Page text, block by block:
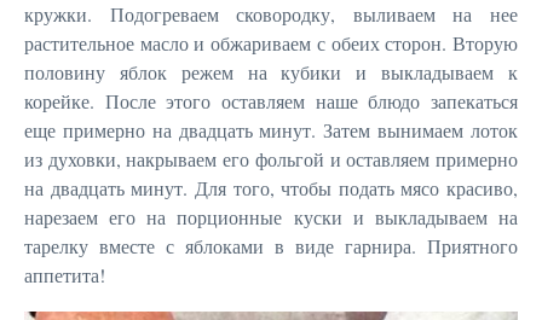
кружки. Подогреваем сковородку, выливаем на нее
растительное масло и обжариваем с обеих сторон. Вторую
половину яблок режем на кубики и выкладываем к
корейке. После этого оставляем наше блюдо запекаться
еще примерно на двадцать минут. Затем вынимаем лоток
из духовки, накрываем его фольгой и оставляем примерно
на двадцать минут. Для того, чтобы подать мясо красиво,
нарезаем его на порционные куски и выкладываем на
тарелку вместе с яблоками в виде гарнира. Приятного
аппетита!